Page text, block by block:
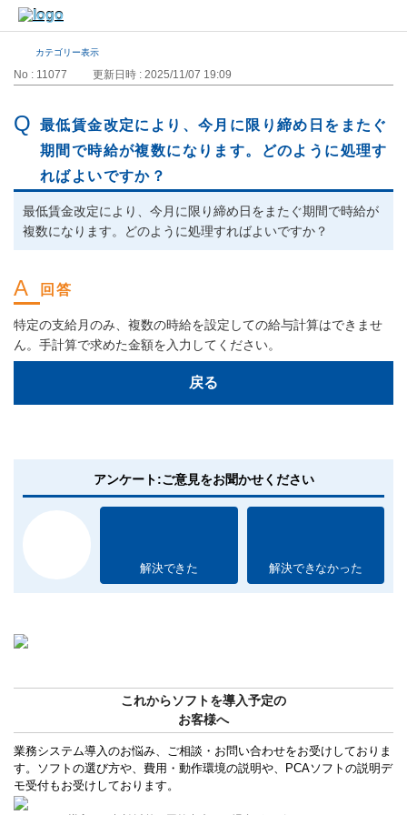
カテゴリー表示
No : 11077 更新日時 : 2025/11/07 19:09
最低賃金改定により、今月に限り締め日をまたぐ
期間で時給が複数になります。どのように処理す
ればよいですか？
最低賃金改定により、今月に限り締め日をまたぐ期間で時給が
複数になります。どのように処理すればよいですか？
特定の支給月のみ、複数の時給を設定しての給与計算はできませ
ん。手計算で求めた金額を入力してください。
戻る
アンケート:ご意見をお聞かせください
解決できた 解決できなかった
これからソフトを導入予定の
お客様へ
業務システム導入のお悩み、ご相談・お問い合わせをお受けしておりま
す。ソフトの選び方や、費用・動作環境の説明や、PCAソフトの説明デ
モ受付もお受けしております。